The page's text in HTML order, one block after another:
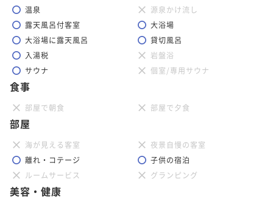
温泉
源泉かけ流し
露天風呂付客室
大浴場
大浴場に露天風呂
貸切風呂
入湯税
岩盤浴
サウナ
個室/専用サウナ
食事
部屋で朝食 部屋で夕食
部屋
海が見える客室
夜景自慢の客室
離れ・コテージ
子供の宿泊
ルームサービス
グランピング
美容・健康